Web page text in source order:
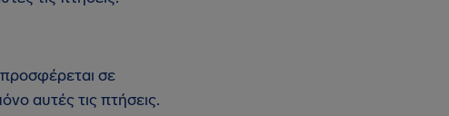
σε
αυτές τις πτήσεις.